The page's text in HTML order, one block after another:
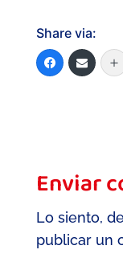
Share via:
Enviar
Lo siento,
publicar un